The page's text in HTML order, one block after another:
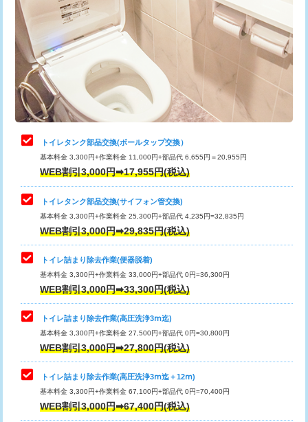
トイレタンク部品交換(ボールタップ交換）
基本料金 3,300円+作業料金 11,000円+部品代 6,655円＝20,955円
WEB割引3,000円➡17,955円(税込)
トイレタンク部品交換(サイフォン管交換)
基本料金 3,300円+作業料金 25,300円+部品代 4,235円=32,835円
WEB割引3,000円➡29,835円(税込)
トイレ詰まり除去作業(便器脱着)
基本料金 3,300円+作業料金 33,000円+部品代 0円=36,300円
WEB割引3,000円➡33,300円(税込)
トイレ詰まり除去作業(高圧洗浄3ⅿ迄)
基本料金 3,300円+作業料金 27,500円+部品代 0円=30,800円
WEB割引3,000円➡27,800円(税込)
トイレ詰まり除去作業(高圧洗浄3ⅿ迄＋12ⅿ)
基本料金 3,300円+作業料金 67,100円+部品代 0円=70,400円
WEB割引3,000円➡67,400円(税込)